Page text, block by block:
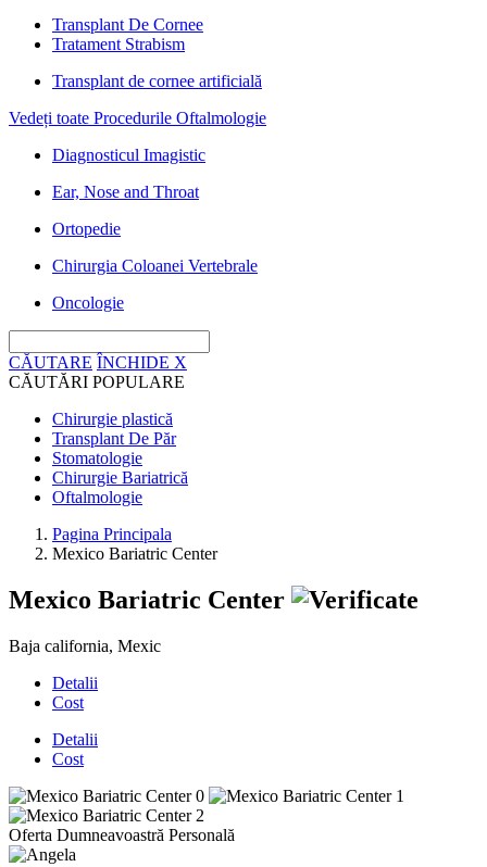
Transplant De Cornee
Tratament Strabism
Transplant de cornee artificială
Vedeți toate Procedurile Oftalmologie
Diagnosticul Imagistic
Ear, Nose and Throat
Ortopedie
Chirurgia Coloanei Vertebrale
Oncologie
CĂUTARE ÎNCHIDE X
CĂUTĂRI POPULARE
Chirurgie plastică
Transplant De Păr
Stomatologie
Chirurgie Bariatrică
Oftalmologie
Pagina Principala
Mexico Bariatric Center
Mexico Bariatric Center
Baja california, Mexic
Detalii
Cost
Detalii
Cost
Oferta Dumneavoastră Personală